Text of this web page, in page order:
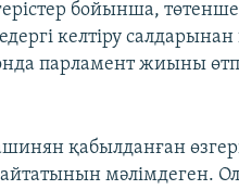
бойынша,
келтіру
парламент жиыны
қабылданған
мәлімдеген. Ол